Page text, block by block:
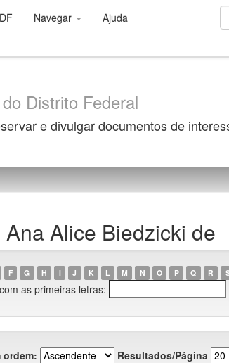
Navegar Ajuda
Distrito Federal
e divulgar documentos de
Alice Biedzicki de
F G H I J K L M N O P Q R
as primeiras letras:
ordem: Resultados/Página